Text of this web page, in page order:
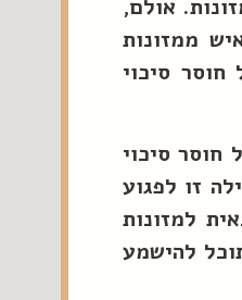
אולם,
ממזונות
סיכוי
סיכוי
זו לפגוע
למזונות
להישמע